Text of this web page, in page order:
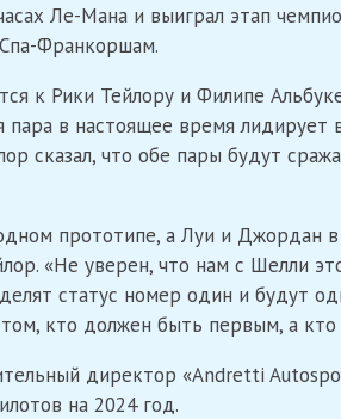
Ле-Мана и выиграл этап
Спа-Франкоршам.
к Рики Тейлору и Филипе
в настоящее время лидирует
сказал, что обе пары будут
прототипе, а Луи и Джордан в
«Не уверен, что нам с Шелли
статус номер один и будут
кто должен быть первым, а
директор «Andretti
на 2024 год.